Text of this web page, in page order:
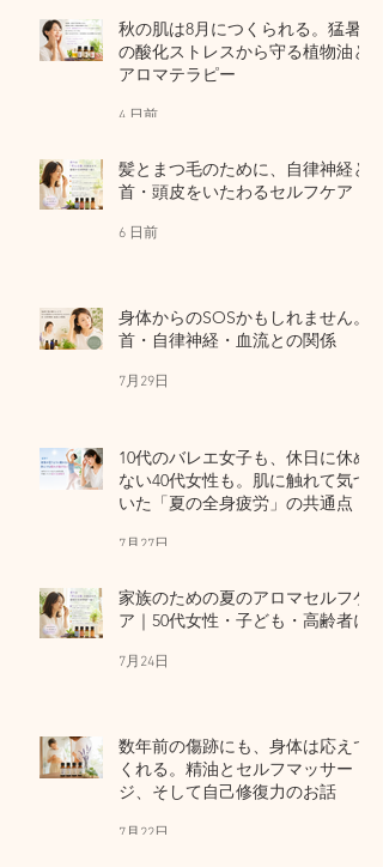
秋の肌は8月につくられる。猛暑
の酸化ストレスから守る植物油と
アロマテラピー
4 日前
髪とまつ毛のために、自律神経と
首・頭皮をいたわるセルフケア
6 日前
身体からのSOSかもしれません。
首・自律神経・血流との関係
7月29日
10代のバレエ女子も、休日に休め
ない40代女性も。肌に触れて気づ
いた「夏の全身疲労」の共通点
7月27日
家族のための夏のアロマセルフケ
ア｜50代女性・子ども・高齢者に
7月24日
数年前の傷跡にも、身体は応えて
くれる。精油とセルフマッサー
ジ、そして自己修復力のお話
7月22日